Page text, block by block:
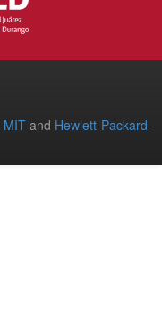
MIT and Hewlett-Packard -